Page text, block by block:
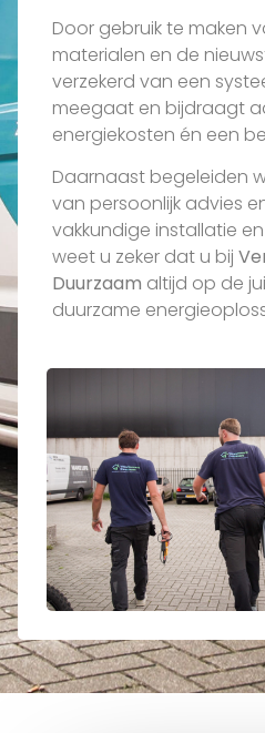
Door gebruik te maken
materialen en de
verzekerd van een
meegaat en bijdraagt
energiekosten én een
Daarnaast begeleiden
van persoonlijk advies
vakkundige installatie
weet u zeker dat u bij
Duurzaam altijd op de
duurzame